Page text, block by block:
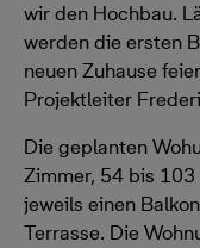
wir den Hochbau.
werden die ersten
neuen Zuhause
Projektleiter
Die geplanten
Zimmer, 54 bis
jeweils einen
Terrasse. Die